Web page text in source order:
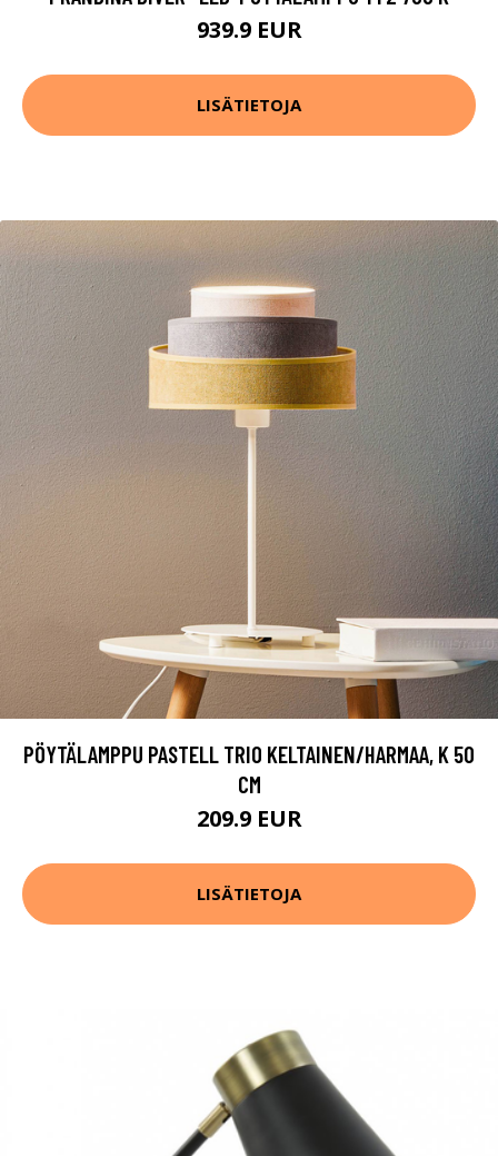
939.9 EUR
LISÄTIETOJA
PÖYTÄLAMPPU PASTELL TRIO KELTAINEN/HARMAA, K 50
CM
209.9 EUR
LISÄTIETOJA